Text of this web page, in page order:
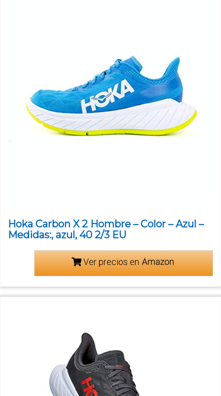
Hoka Carbon X 2 Hombre – Color – Azul –
Medidas:, azul, 40 2/3 EU
Ver precios en